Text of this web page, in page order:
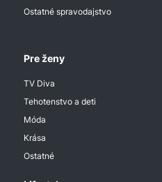
Ostatné spravodajstvo
Pre ženy
TV Diva
Tehotenstvo a deti
Móda
Krása
Ostatné